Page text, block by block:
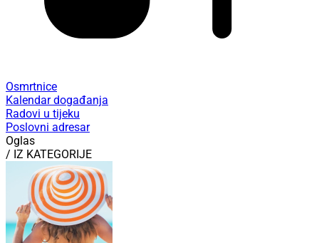
Osmrtnice
Kalendar događanja
Radovi u tijeku
Poslovni adresar
Oglas
/ IZ KATEGORIJE